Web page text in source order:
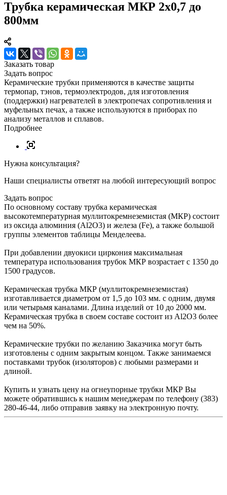
Трубка керамическая МКР 2х0,7 до
800мм
Заказать товар
Задать вопрос
Керамические трубки применяются в качестве защиты
термопар, тэнов, термоэлектродов, для изготовления
(поддержки) нагревателей в электропечах сопротивления и
муфельных печах, а также используются в приборах по
анализу металлов и сплавов.
Подробнее
Нужна консультация?
Наши специалисты ответят на любой интересующий вопрос
Задать вопрос
По основному составу трубка керамическая
высокотемпературная муллитокремнеземистая (МКР) состоит
из оксида алюминия (Al2O3) и железа (Fe), а также большой
группы элементов таблицы Менделеева.
При добавлении двуокиси циркония максимальная
температура использования трубок МКР возрастает с 1350 до
1500 градусов.
Керамическая трубка МКР (муллитокремнеземистая)
изготавливается диаметром от 1,5 до 103 мм. с одним, двумя
или четырьмя каналами. Длина изделий от 10 до 2000 мм.
Керамическая трубка в своем составе состоит из Al2O3 более
чем на 50%.
Керамические трубки по желанию Заказчика могут быть
изготовлены с одним закрытым концом. Также занимаемся
поставками трубок (изоляторов) с любыми размерами и
длиной.
Купить и узнать цену на огнеупорные трубки МКР Вы
можете обратившись к нашим менеджерам по телефону (383)
280-46-44, либо отправив заявку на электронную почту.